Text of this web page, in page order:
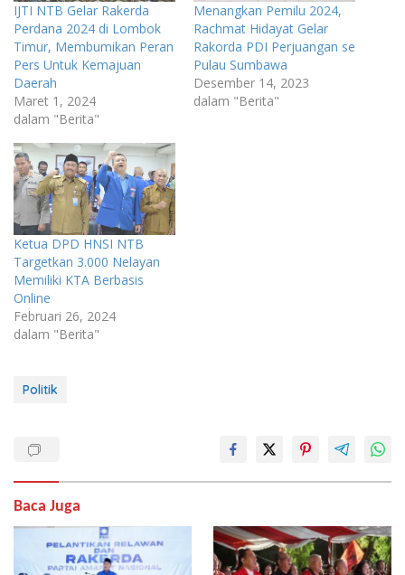
IJTI NTB Gelar Rakerda
Perdana 2024 di Lombok
Timur, Membumikan Peran
Pers Untuk Kemajuan
Daerah
Maret 1, 2024
dalam "Berita"
Menangkan Pemilu 2024,
Rachmat Hidayat Gelar
Rakorda PDI Perjuangan se
Pulau Sumbawa
Desember 14, 2023
dalam "Berita"
Ketua DPD HNSI NTB
Targetkan 3.000 Nelayan
Memiliki KTA Berbasis
Online
Februari 26, 2024
dalam "Berita"
Politik
Baca Juga